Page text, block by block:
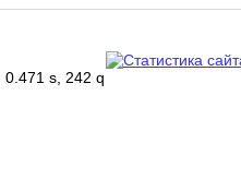
0.471 s, 242 q